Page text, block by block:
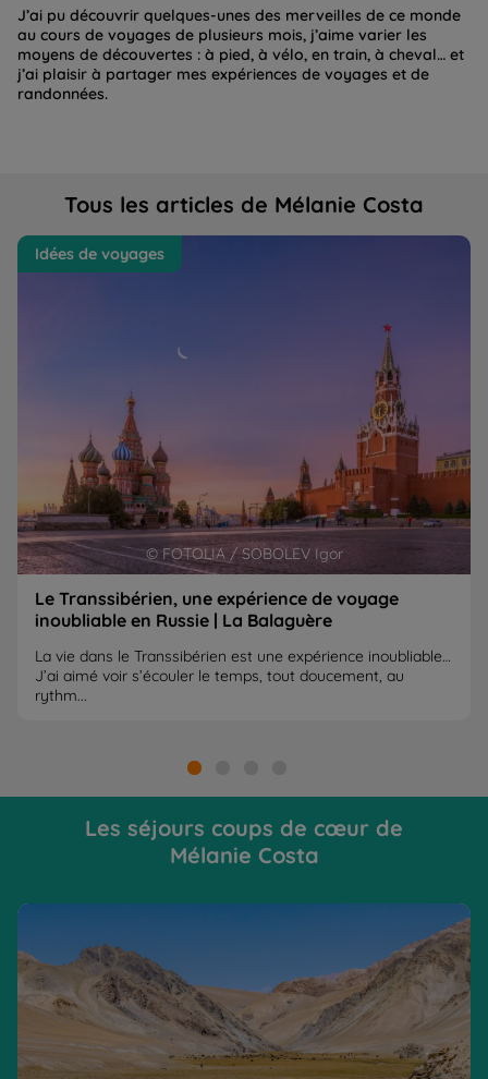
J’ai pu découvrir quelques-unes des merveilles de ce monde
au cours de voyages de plusieurs mois, j’aime varier les
moyens de découvertes : à pied, à vélo, en train, à cheval… et
j’ai plaisir à partager mes expériences de voyages et de
randonnées.
Tous les articles de Mélanie Costa
Le Transsibérien, une expérience de voyage inoubliable
en Russie | La Balaguère
© FOTOLIA / SOBOLEV Igor
Idées de voyages
Le Transsibérien, une expérience de voyage
inoubliable en Russie | La Balaguère
La vie dans le Transsibérien est une expérience inoubliable…
J’ai aimé voir s’écouler le temps, tout doucement, au
rythm...
Les séjours coups de cœur de
Mélanie Costa
Tien Shan, sur les sentiers d'Asie Centrale